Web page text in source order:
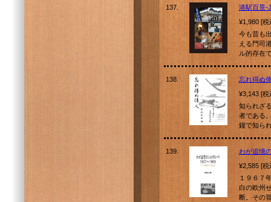
137.
港駅百景-
¥1,980 [
今も昔も
える門司
ル的存在
138.
忘れ得ぬ
¥3,143 [
知られざ
者である
鐘で知ら
139.
わが追憶
¥2,585 [
１９６７
白の欧州
断。その